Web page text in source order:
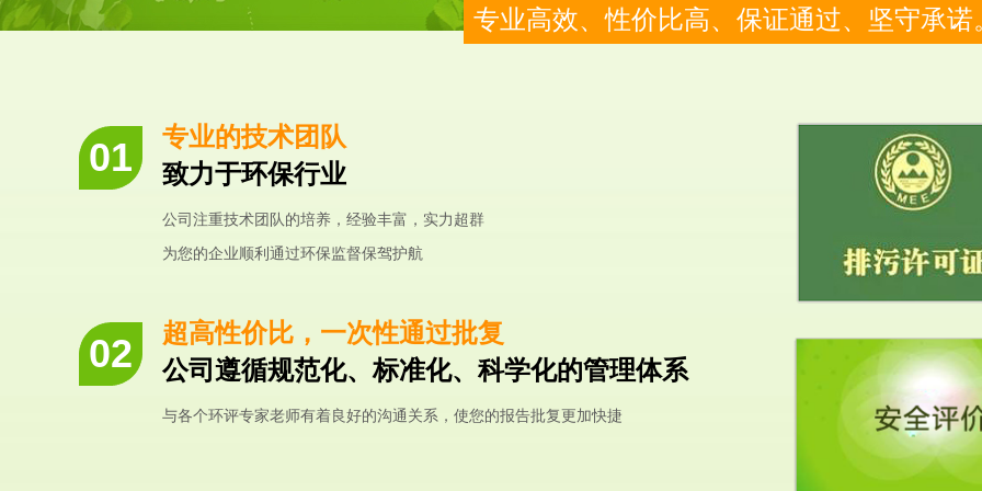
专业高效、性价比高、保证通过、坚守承诺
专业的技术团队
致力于环保行业
公司注重技术团队的培养，经验丰富，实力超群
为您的企业顺利通过环保监督保驾护航
超高性价比，一次性通过批复
公司遵循规范化、标准化、科学化的管理体系
与各个环评专家老师有着良好的沟通关系，使您的报告批复更加快捷